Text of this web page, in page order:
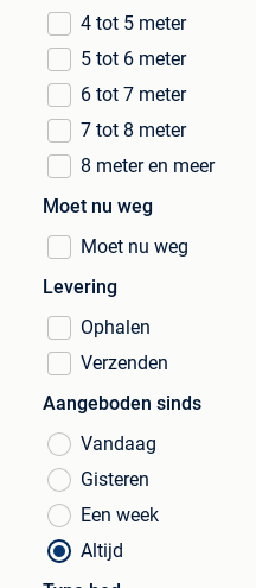
4 tot 5 meter
5 tot 6 meter
6 tot 7 meter
7 tot 8 meter
8 meter en meer
Moet nu weg
Moet nu weg
Levering
Ophalen
Verzenden
Aangeboden sinds
Vandaag
Gisteren
Een week
Altijd